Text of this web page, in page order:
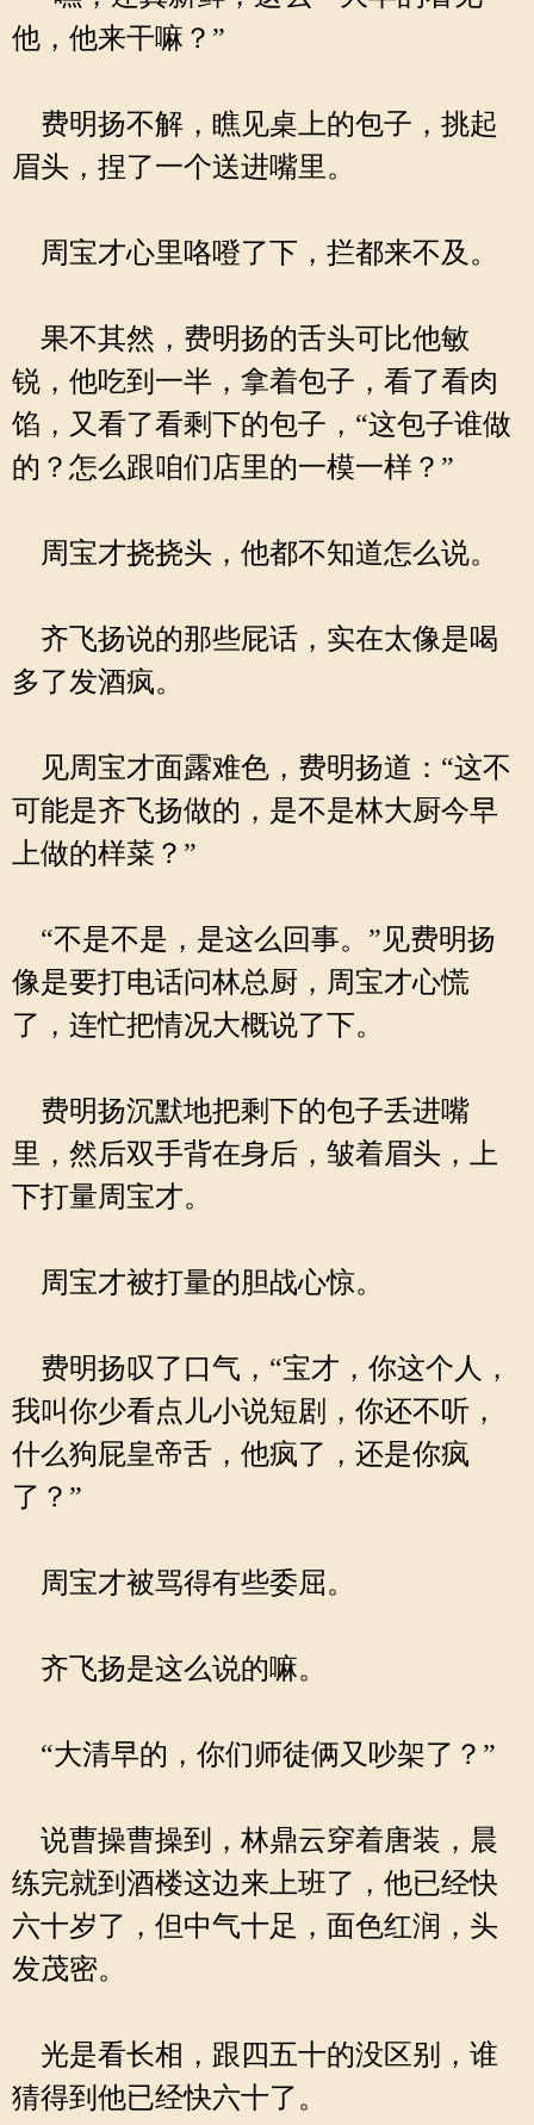
他，他来干嘛？”
费明扬不解，瞧见桌上的包子，挑起
眉头，捏了一个送进嘴里。
周宝才心里咯噔了下，拦都来不及。
果不其然，费明扬的舌头可比他敏
锐，他吃到一半，拿着包子，看了看肉
馅，又看了看剩下的包子，“这包子谁做
的？怎么跟咱们店里的一模一样？”
周宝才挠挠头，他都不知道怎么说。
齐飞扬说的那些屁话，实在太像是喝
多了发酒疯。
见周宝才面露难色，费明扬道：“这不
可能是齐飞扬做的，是不是林大厨今早
上做的样菜？”
“不是不是，是这么回事。”见费明扬
像是要打电话问林总厨，周宝才心慌
了，连忙把情况大概说了下。
费明扬沉默地把剩下的包子丢进嘴
里，然后双手背在身后，皱着眉头，上
下打量周宝才。
周宝才被打量的胆战心惊。
费明扬叹了口气，“宝才，你这个人，
我叫你少看点儿小说短剧，你还不听，
什么狗屁皇帝舌，他疯了，还是你疯
了？”
周宝才被骂得有些委屈。
齐飞扬是这么说的嘛。
“大清早的，你们师徒俩又吵架了？”
说曹操曹操到，林鼎云穿着唐装，晨
练完就到酒楼这边来上班了，他已经快
六十岁了，但中气十足，面色红润，头
发茂密。
光是看长相，跟四五十的没区别，谁
猜得到他已经快六十了。